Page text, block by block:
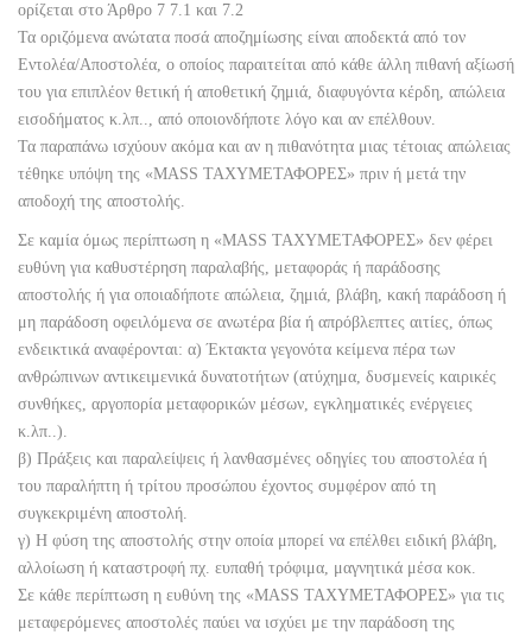
ορίζεται στο Άρθρο 7 7.1 και 7.2
Τα οριζόμενα ανώτατα ποσά αποζημίωσης είναι αποδεκτά από τον
Εντολέα/Αποστολέα, ο οποίος παραιτείται από κάθε άλλη πιθανή αξίωσή
του για επιπλέον θετική ή αποθετική ζημιά, διαφυγόντα κέρδη, απώλεια
εισοδήματος κ.λπ.., από οποιονδήποτε λόγο και αν επέλθουν.
Τα παραπάνω ισχύουν ακόμα και αν η πιθανότητα μιας τέτοιας απώλειας
τέθηκε υπόψη της «MASS ΤΑΧΥΜΕΤΑΦΟΡΕΣ» πριν ή μετά την
αποδοχή της αποστολής.
Σε καμία όμως περίπτωση η «MASS ΤΑΧΥΜΕΤΑΦΟΡΕΣ» δεν φέρει
ευθύνη για καθυστέρηση παραλαβής, μεταφοράς ή παράδοσης
αποστολής ή για οποιαδήποτε απώλεια, ζημιά, βλάβη, κακή παράδοση ή
μη παράδοση οφειλόμενα σε ανωτέρα βία ή απρόβλεπτες αιτίες, όπως
ενδεικτικά αναφέρονται: α) Έκτακτα γεγονότα κείμενα πέρα των
ανθρώπινων αντικειμενικά δυνατοτήτων (ατύχημα, δυσμενείς καιρικές
συνθήκες, αργοπορία μεταφορικών μέσων, εγκληματικές ενέργειες
κ.λπ..).
β) Πράξεις και παραλείψεις ή λανθασμένες οδηγίες του αποστολέα ή
του παραλήπτη ή τρίτου προσώπου έχοντος συμφέρον από τη
συγκεκριμένη αποστολή.
γ) Η φύση της αποστολής στην οποία μπορεί να επέλθει ειδική βλάβη,
αλλοίωση ή καταστροφή πχ. ευπαθή τρόφιμα, μαγνητικά μέσα κοκ.
Σε κάθε περίπτωση η ευθύνη της «MASS ΤΑΧΥΜΕΤΑΦΟΡΕΣ» για τις
μεταφερόμενες αποστολές παύει να ισχύει με την παράδοση της